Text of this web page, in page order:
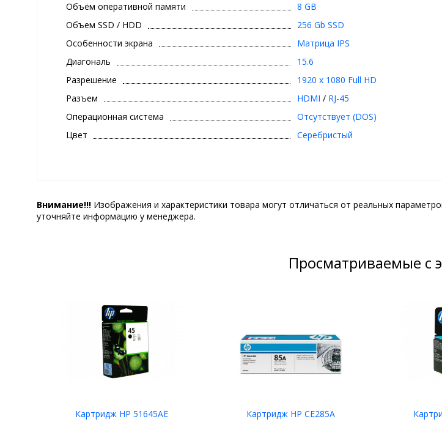
Объём оперативной памяти
8 GB
Объем SSD / HDD
256 Gb SSD
Особенности экрана
Матрица IPS
Диагональ
15.6
Разрешение
1920 x 1080 Full HD
Разъем
HDMI / RJ-45
Операционная система
Отсутствует (DOS)
Цвет
Серебристый
Внимание!!! Изображения и характеристики товара могут отличаться от реальных
уточняйте информацию у менеджера.
Просматриваемые с
Картридж HP 51645AE Картридж HP CE285A